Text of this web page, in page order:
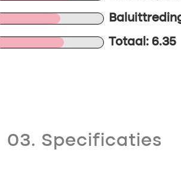
Totaal: 6.35
03. Specificaties